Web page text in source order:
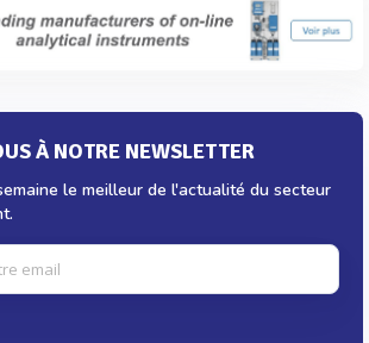
À NOTRE NEWSLETTER
le meilleur de l'actualité du secteur